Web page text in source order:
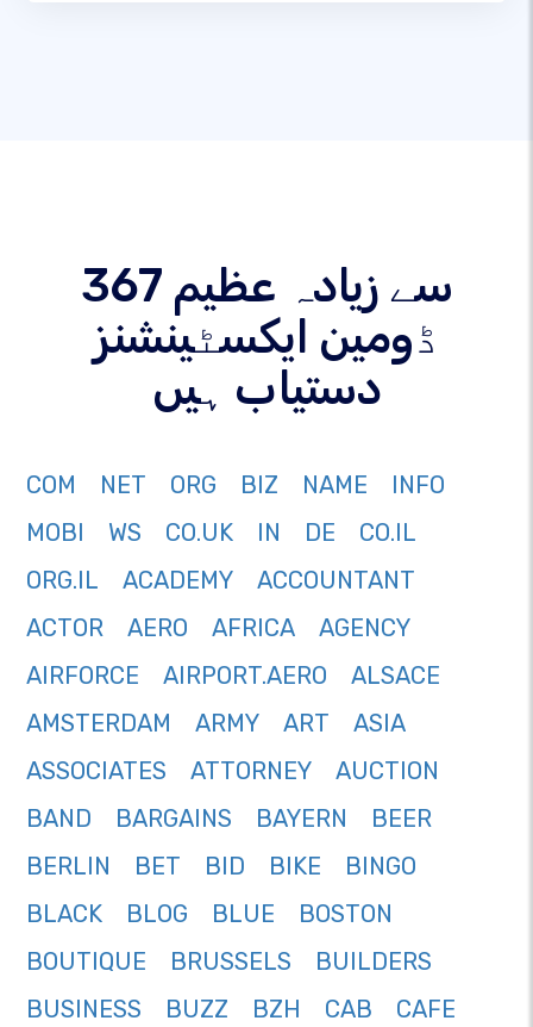
367 سے زیادہ عظیم
ڈومین ایکسٹینشنز
دستیاب ہیں
COM NET ORG BIZ NAME
INFO
MOBI
WS CO.UK IN DE
CO.IL
ORG.IL
ACADEMY
ACCOUNTANT
ACTOR
AERO AFRICA
AGENCY
AIRFORCE
AIRPORT.AERO
ALSACE
AMSTERDAM
ARMY ART
ASIA
ASSOCIATES
ATTORNEY
AUCTION
BAND
BARGAINS BAYERN
BEER
BERLIN
BET BID BIKE
BINGO
BLACK
BLOG BLUE
BOSTON
BOUTIQUE
BRUSSELS
BUILDERS
BUSINESS
BUZZ BZH CAB
CAFE